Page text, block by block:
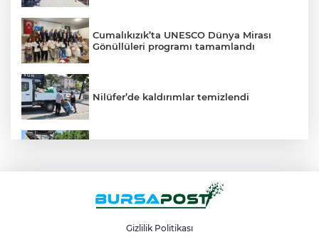
Cumalıkızık’ta UNESCO Dünya Mirası
Gönüllüleri programı tamamlandı
Nilüfer’de kaldırımlar temizlendi
BUÜ’nün laboratuvarları tam kapasite ile
Gizlilik Politikası